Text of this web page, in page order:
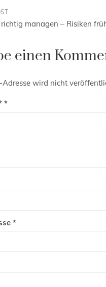
managen – Risiken
einen
Adresse wird nicht
*